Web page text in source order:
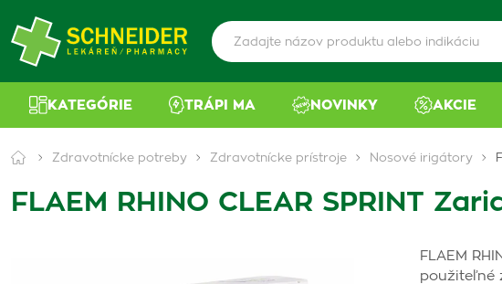
KATEGÓRIE TRÁPI MA NOVINKY AKCIE
Zdravotnícke potreby Zdravotnícke prístroje Nosové irigátory
FLAEM RHINO CLEAR SPRINT
FLAEM
použiteľné